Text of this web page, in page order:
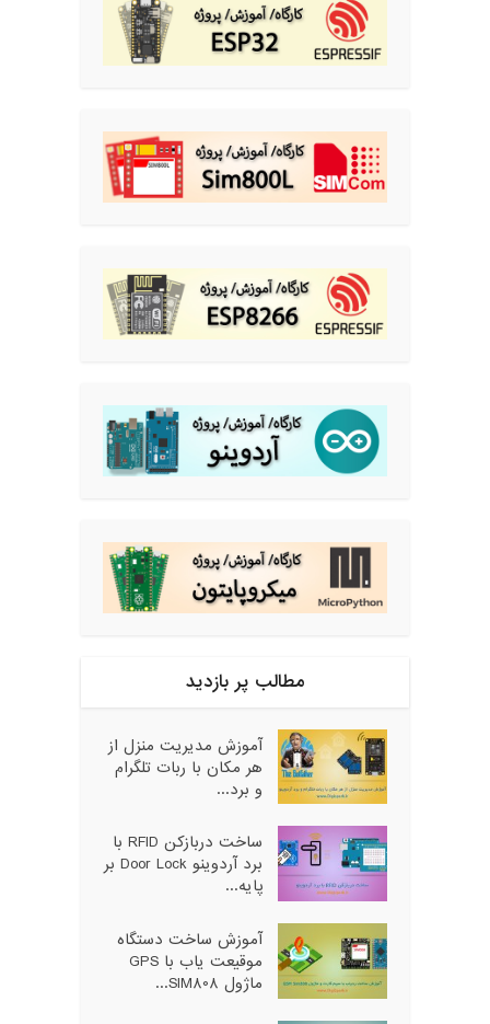
مطالب پر بازدید
آموزش مدیریت منزل از
هر مکان با ربات تلگرام
و برد...
ساخت دربازکن RFID با
برد آردوینو Door Lock بر
پایه...
آموزش ساخت دستگاه
موقیعت یاب با GPS
ماژول SIM808...